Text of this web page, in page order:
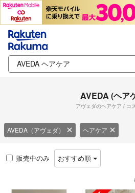
AVEDA (ヘア
アヴェダのヘアケア / コ
AVEDA（アヴェダ） ヘアケア
販売中のみ おすすめ順